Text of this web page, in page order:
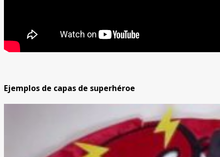
Ejemplos de capas de superhéroe